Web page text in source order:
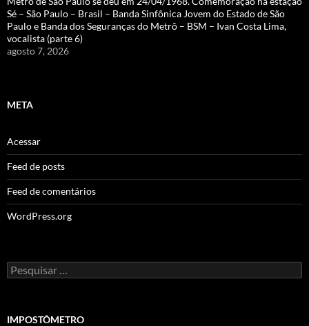
Sé – São Paulo – Brasil – Banda Sinfônica Jovem do Estado de São
Paulo e Banda dos Seguranças do Metrô – BSM – Ivan Costa Lima,
vocalista (parte 6)
agosto 7, 2026
META
Acessar
Feed de posts
Feed de comentários
WordPress.org
Pesquisar
por:
IMPOSTÔMETRO